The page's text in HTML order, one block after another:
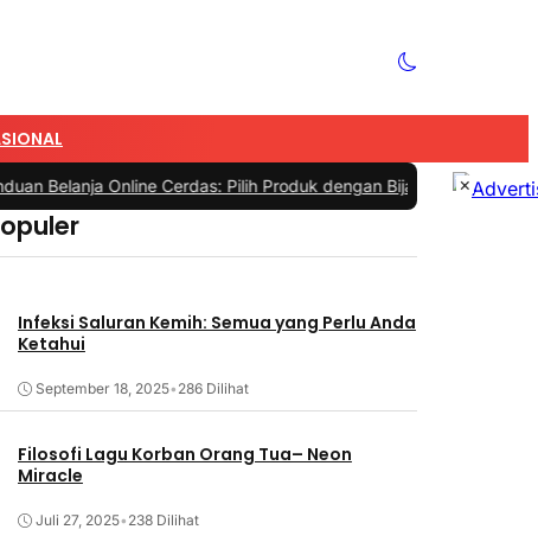
Online Cerdas: Pilih Produk dengan Bijak dan Hindari
Infeksi Saluran Kemih: Semua yang Perlu Anda
Ketahui
September 18, 2025• 286 Dilihat
Filosofi Lagu Korban Orang Tua– Neon
Miracle
Juli 27, 2025• 238 Dilihat
×